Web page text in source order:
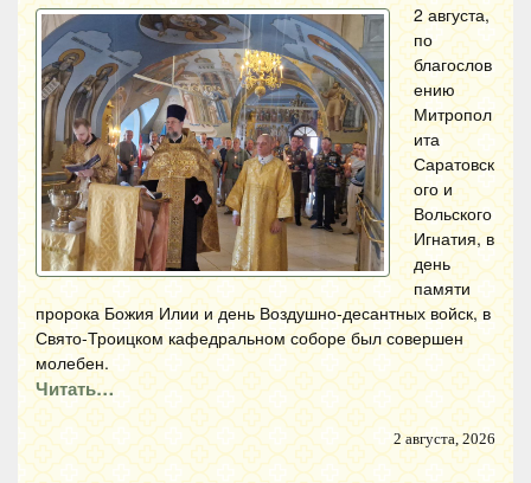
2 августа,
по
благослов
ению
Митропол
ита
Саратовск
ого и
Вольского
Игнатия, в
день
памяти
пророка Божия Илии и день Воздушно-десантных войск, в
Свято-Троицком кафедральном соборе был совершен
молебен.
Читать…
2 августа, 2026